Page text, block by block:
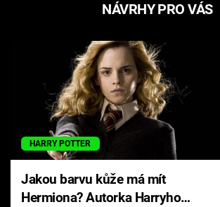
NÁVRHY PRO VÁS
HARRY POTTER
Jakou barvu kůže má mít
Hermiona? Autorka Harryho